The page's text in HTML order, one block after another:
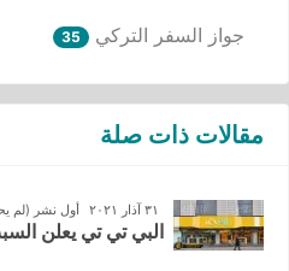
جواز السفر التركي 35
مقالات ذات صلة
٣١ آذار ٢٠٢١ أول نشر (لم
البي تي تي يعلن